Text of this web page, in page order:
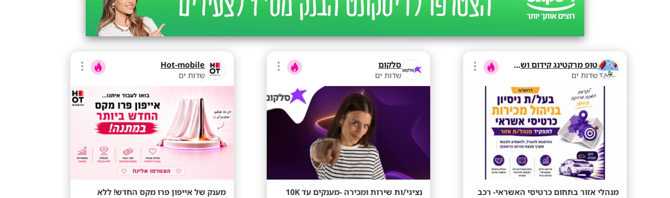
טופ מרקטינג קידום ושיווק בע"מ
שדות ים
מנהלי אזור בתחום כרטיסי האשראי- רכב
סלקום
שדות ים
נציגי/ות שירות ומכירה -מענקים עד 10K
Hot-mobile
שדות ים
מענק של אייפון פרו מקס החדש! ללא